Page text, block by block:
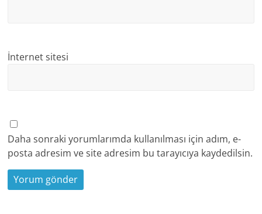
İnternet sitesi
Daha sonraki yorumlarımda kullanılması için adım, e-
posta adresim ve site adresim bu tarayıcıya kaydedilsin.